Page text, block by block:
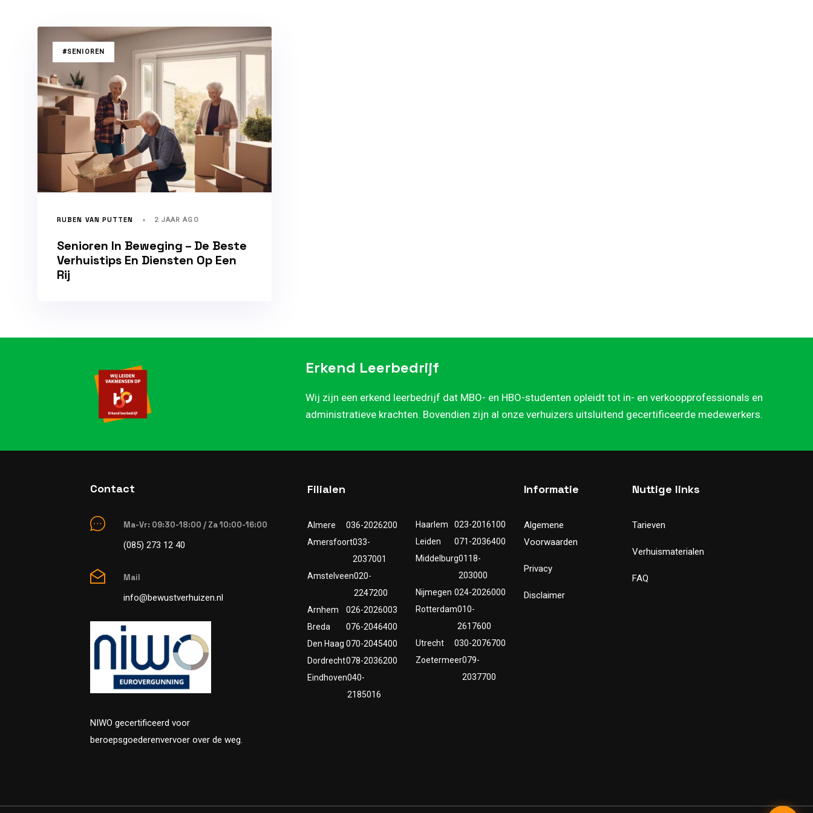
TAGS#SENIOREN
RUBEN VAN PUTTEN 2 JAAR AGO
Senioren In Beweging – De Beste
Verhuistips En Diensten Op Een
Rij
Erkend Leerbedrijf
Wij zijn een erkend leerbedrijf dat MBO- en HBO-studenten opleidt tot in- en verkoopprofessionals en
administratieve krachten. Bovendien zijn al onze verhuizers uitsluitend gecertificeerde medewerkers.
Contact
Ma-Vr: 09:30-18:00 / Za 10:00-16:00
(085) 273 12 40
Mail
info@bewustverhuizen.nl
NIWO gecertificeerd voor
beroepsgoederenvervoer over de weg.
Filialen
Almere
036-2026200
Amersfoort033-
2037001
Amstelveen020-
2247200
Arnhem
026-2026003
Breda
076-2046400
Den Haag 070-2045400
Dordrecht078-2036200
Eindhoven040-
2185016
Haarlem
023-2016100
Leiden
071-2036400
Middelburg0118-
203000
Nijmegen 024-2026000
Rotterdam010-
2617600
Utrecht
030-2076700
Zoetermeer079-
2037700
Informatie
Algemene
Voorwaarden
Privacy
Disclaimer
Nuttige links
Tarieven
Verhuismaterialen
FAQ